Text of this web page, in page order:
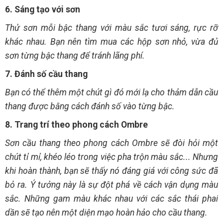
6. Sáng tạo với sơn
Thử sơn mỗi bậc thang với màu sắc tươi sáng, rực rỡ
khác nhau. Bạn nên tìm mua các hộp sơn nhỏ, vừa đủ
sơn từng bậc thang để tránh lãng phí.
7. Đánh số cầu thang
Bạn có thể thêm một chút gì đó mới lạ cho thảm dẫn cầu
thang được bằng cách đánh số vào từng bậc.
8. Trang trí theo phong cách Ombre
Sơn cầu thang theo phong cách Ombre sẽ đòi hỏi một
chút tỉ mỉ, khéo léo trong việc pha trộn màu sắc... Nhưng
khi hoàn thành, bạn sẽ thấy nó đáng giá với công sức đã
bỏ ra. Ý tưởng này là sự đột phá về cách vận dụng màu
sắc. Những gam màu khác nhau với các sắc thái phai
dần sẽ tạo nên một diện mạo hoàn hảo cho cầu thang.